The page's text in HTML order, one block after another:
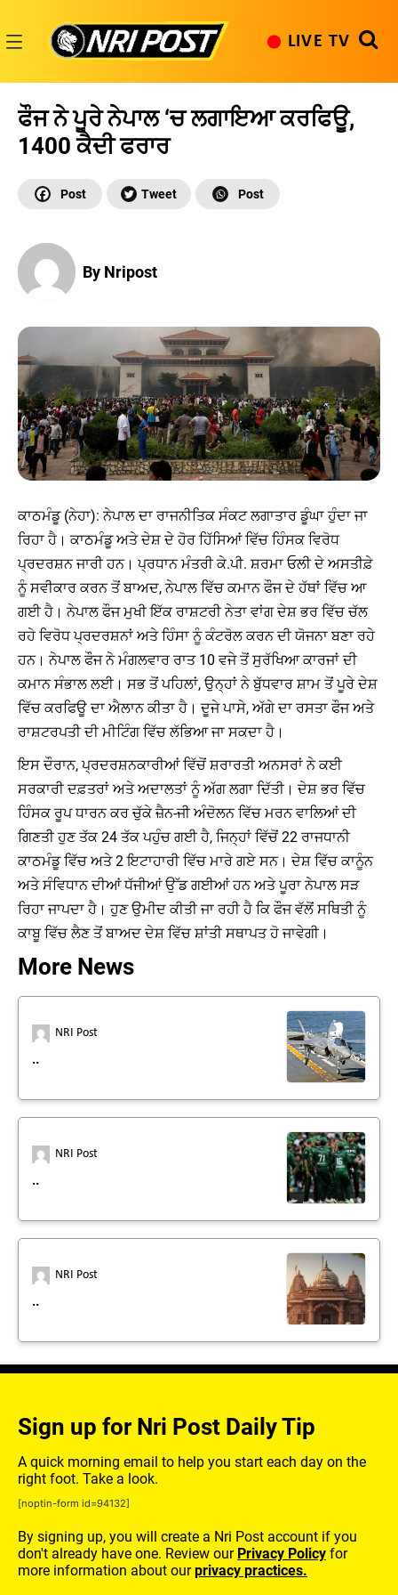
content
LIVE TV
ਫੌਜ ਨੇ ਪੂਰੇ ਨੇਪਾਲ ‘ਚ ਲਗਾਇਆ ਕਰਫਿਊ,
1400 ਕੈਦੀ ਫਰਾਰ
By Nripost
ਕਾਠਮੰਡੂ (ਨੇਹਾ): ਨੇਪਾਲ ਦਾ ਰਾਜਨੀਤਿਕ ਸੰਕਟ ਲਗਾਤਾਰ ਡੂੰਘਾ ਹੁੰਦਾ ਜਾ
ਰਿਹਾ ਹੈ। ਕਾਠਮੰਡੂ ਅਤੇ ਦੇਸ਼ ਦੇ ਹੋਰ ਹਿੱਸਿਆਂ ਵਿੱਚ ਹਿੰਸਕ ਵਿਰੋਧ
ਪ੍ਰਦਰਸ਼ਨ ਜਾਰੀ ਹਨ। ਪ੍ਰਧਾਨ ਮੰਤਰੀ ਕੇ.ਪੀ. ਸ਼ਰਮਾ ਓਲੀ ਦੇ ਅਸਤੀਫ਼ੇ
ਨੂੰ ਸਵੀਕਾਰ ਕਰਨ ਤੋਂ ਬਾਅਦ, ਨੇਪਾਲ ਵਿੱਚ ਕਮਾਨ ਫੌਜ ਦੇ ਹੱਥਾਂ ਵਿੱਚ ਆ
ਗਈ ਹੈ। ਨੇਪਾਲ ਫੌਜ ਮੁਖੀ ਇੱਕ ਰਾਸ਼ਟਰੀ ਨੇਤਾ ਵਾਂਗ ਦੇਸ਼ ਭਰ ਵਿੱਚ ਚੱਲ
ਰਹੇ ਵਿਰੋਧ ਪ੍ਰਦਰਸ਼ਨਾਂ ਅਤੇ ਹਿੰਸਾ ਨੂੰ ਕੰਟਰੋਲ ਕਰਨ ਦੀ ਯੋਜਨਾ ਬਣਾ ਰਹੇ
ਹਨ। ਨੇਪਾਲ ਫੌਜ ਨੇ ਮੰਗਲਵਾਰ ਰਾਤ 10 ਵਜੇ ਤੋਂ ਸੁਰੱਖਿਆ ਕਾਰਜਾਂ ਦੀ
ਕਮਾਨ ਸੰਭਾਲ ਲਈ। ਸਭ ਤੋਂ ਪਹਿਲਾਂ, ਉਨ੍ਹਾਂ ਨੇ ਬੁੱਧਵਾਰ ਸ਼ਾਮ ਤੋਂ ਪੂਰੇ ਦੇਸ਼
ਵਿੱਚ ਕਰਫਿਊ ਦਾ ਐਲਾਨ ਕੀਤਾ ਹੈ। ਦੂਜੇ ਪਾਸੇ, ਅੱਗੇ ਦਾ ਰਸਤਾ ਫੌਜ ਅਤੇ
ਰਾਸ਼ਟਰਪਤੀ ਦੀ ਮੀਟਿੰਗ ਵਿੱਚ ਲੱਭਿਆ ਜਾ ਸਕਦਾ ਹੈ।
ਇਸ ਦੌਰਾਨ, ਪ੍ਰਦਰਸ਼ਨਕਾਰੀਆਂ ਵਿੱਚੋਂ ਸ਼ਰਾਰਤੀ ਅਨਸਰਾਂ ਨੇ ਕਈ
ਸਰਕਾਰੀ ਦਫ਼ਤਰਾਂ ਅਤੇ ਅਦਾਲਤਾਂ ਨੂੰ ਅੱਗ ਲਗਾ ਦਿੱਤੀ। ਦੇਸ਼ ਭਰ ਵਿੱਚ
ਹਿੰਸਕ ਰੂਪ ਧਾਰਨ ਕਰ ਚੁੱਕੇ ਜ਼ੈਨ-ਜੀ ਅੰਦੋਲਨ ਵਿੱਚ ਮਰਨ ਵਾਲਿਆਂ ਦੀ
ਗਿਣਤੀ ਹੁਣ ਤੱਕ 24 ਤੱਕ ਪਹੁੰਚ ਗਈ ਹੈ, ਜਿਨ੍ਹਾਂ ਵਿੱਚੋਂ 22 ਰਾਜਧਾਨੀ
ਕਾਠਮੰਡੂ ਵਿੱਚ ਅਤੇ 2 ਇਟਾਹਾਰੀ ਵਿੱਚ ਮਾਰੇ ਗਏ ਸਨ। ਦੇਸ਼ ਵਿੱਚ ਕਾਨੂੰਨ
ਅਤੇ ਸੰਵਿਧਾਨ ਦੀਆਂ ਧੱਜੀਆਂ ਉੱਡ ਗਈਆਂ ਹਨ ਅਤੇ ਪੂਰਾ ਨੇਪਾਲ ਸੜ
ਰਿਹਾ ਜਾਪਦਾ ਹੈ। ਹੁਣ ਉਮੀਦ ਕੀਤੀ ਜਾ ਰਹੀ ਹੈ ਕਿ ਫੌਜ ਵੱਲੋਂ ਸਥਿਤੀ ਨੂੰ
ਕਾਬੂ ਵਿੱਚ ਲੈਣ ਤੋਂ ਬਾਅਦ ਦੇਸ਼ ਵਿੱਚ ਸ਼ਾਂਤੀ ਸਥਾਪਤ ਹੋ ਜਾਵੇਗੀ।
More News
NRI Post
..
NRI Post
..
NRI Post
..
Sign up for Nri Post Daily Tip
A quick morning email to help you start each day on the
right foot. Take a look.
[noptin-form id=94132]
By signing up, you will create a Nri Post account if you
don't already have one. Review our Privacy Policy for
more information about ourprivacy practices.